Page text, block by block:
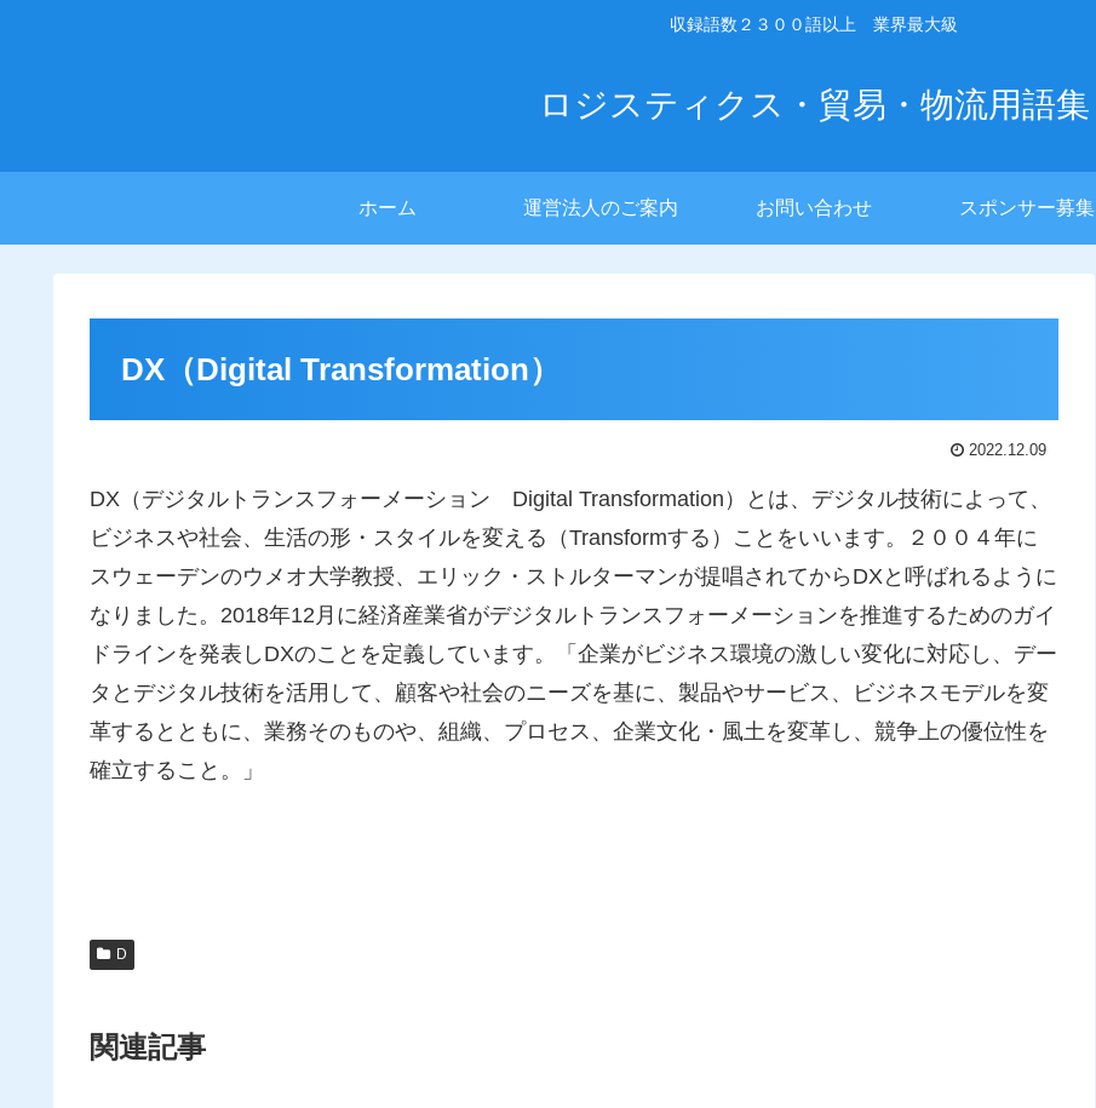
収録語数２３００語以上 業界最大級
ロジスティクス・貿易・物流用語集
ホーム 運営法人のご案内 お問い合わせ スポンサー募集
DX（Digital Transformation）
2022.12.09
DX（デジタルトランスフォーメーション Digital Transformation）とは、デジタル技術によって、
ビジネスや社会、生活の形・スタイルを変える（Transformする）ことをいいます。２００４年に
スウェーデンのウメオ大学教授、エリック・ストルターマンが提唱されてからDXと呼ばれるように
なりました。2018年12月に経済産業省がデジタルトランスフォーメーションを推進するためのガイ
ドラインを発表しDXのことを定義しています。「企業がビジネス環境の激しい変化に対応し、デー
タとデジタル技術を活用して、顧客や社会のニーズを基に、製品やサービス、ビジネスモデルを変
革するとともに、業務そのものや、組織、プロセス、企業文化・風土を変革し、競争上の優位性を
確立すること。」
D
関連記事